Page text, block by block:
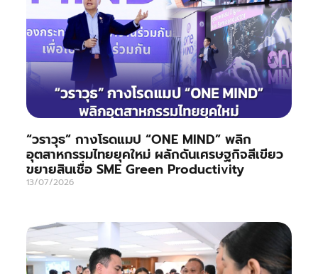
“วราวุธ” กางโรดแมป “ONE MIND” พลิก
อุตสาหกรรมไทยยุคใหม่ ผลักดันเศรษฐกิจสีเขียว
ขยายสินเชื่อ SME Green Productivity
13/07/2026